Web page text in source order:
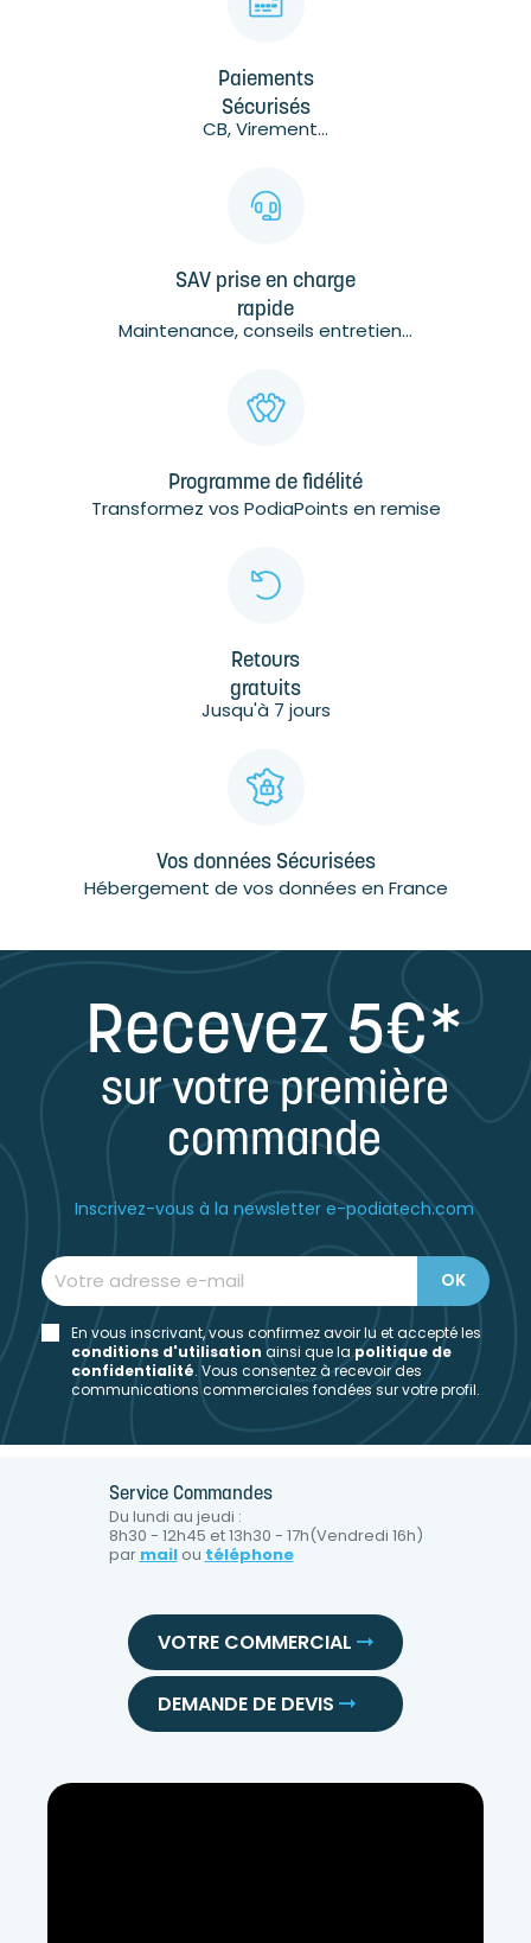
Paiements
Sécurisés
CB, Virement...
SAV prise en charge
rapide
Maintenance, conseils entretien...
Programme de fidélité
Transformez vos PodiaPoints en remise
Retours
gratuits
Jusqu'à 7 jours
Vos données Sécurisées
Hébergement de vos données en France
Recevez 5€*
sur votre première
commande
Inscrivez-vous à la newsletter e-podiatech.com
En vous inscrivant, vous confirmez avoir lu et accepté les
conditions d'utilisation ainsi que lapolitique de
confidentialité. Vous consentez à recevoir des
communications commerciales fondées sur votre profil.
Service Commandes
Du lundi au jeudi :
8h30 - 12h45 et 13h30 - 17h(Vendredi 16h)
par mailou téléphone
VOTRE COMMERCIAL
DEMANDE DE DEVIS